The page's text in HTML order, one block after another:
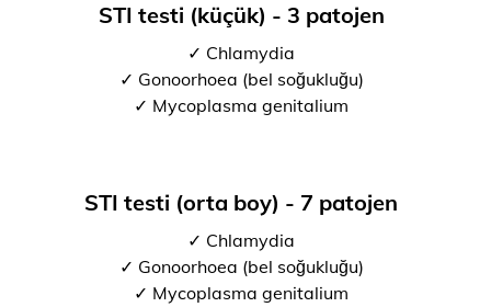
STI testi (küçük) - 3 patojen
✓ Chlamydia
✓ Gonoorhoea (bel soğukluğu)
✓ Mycoplasma genitalium
STI testi (orta boy) - 7 patojen
✓ Chlamydia
✓ Gonoorhoea (bel soğukluğu)
✓ Mycoplasma genitalium